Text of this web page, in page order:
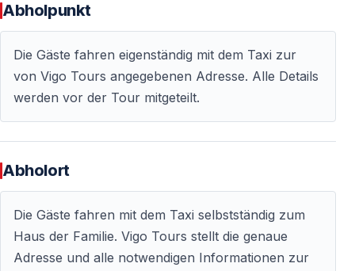
— Ideal für kulturinteressierte Reisende
Kulturelle Hinweise und Empfehlungen
— Kleine Geschenke für die Kinder der Familie sind eine
freundliche Geste
Fotos
— Fotos mit der Familie sind ausdrücklich erwünscht
Abholpunkt
Die Gäste fahren eigenständig mit dem Taxi zur
von Vigo Tours angegebenen Adresse. Alle Details
werden vor der Tour mitgeteilt.
Abholort
Die Gäste fahren mit dem Taxi selbstständig zum
Haus der Familie. Vigo Tours stellt die genaue
Adresse und alle notwendigen Informationen zur